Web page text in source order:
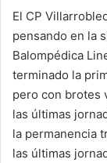
El CP
pensando en la
Balompédica
terminado la
pero con brotes
las últimas
la permanencia
las últimas